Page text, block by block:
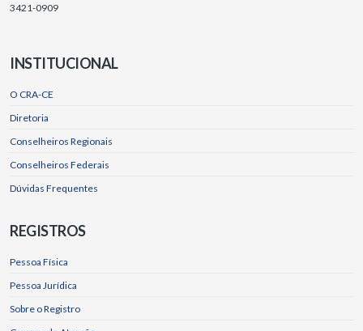
3421-0909
INSTITUCIONAL
O CRA-CE
Diretoria
Conselheiros Regionais
Conselheiros Federais
Dúvidas Frequentes
REGISTROS
Pessoa Física
Pessoa Jurídica
Sobre o Registro